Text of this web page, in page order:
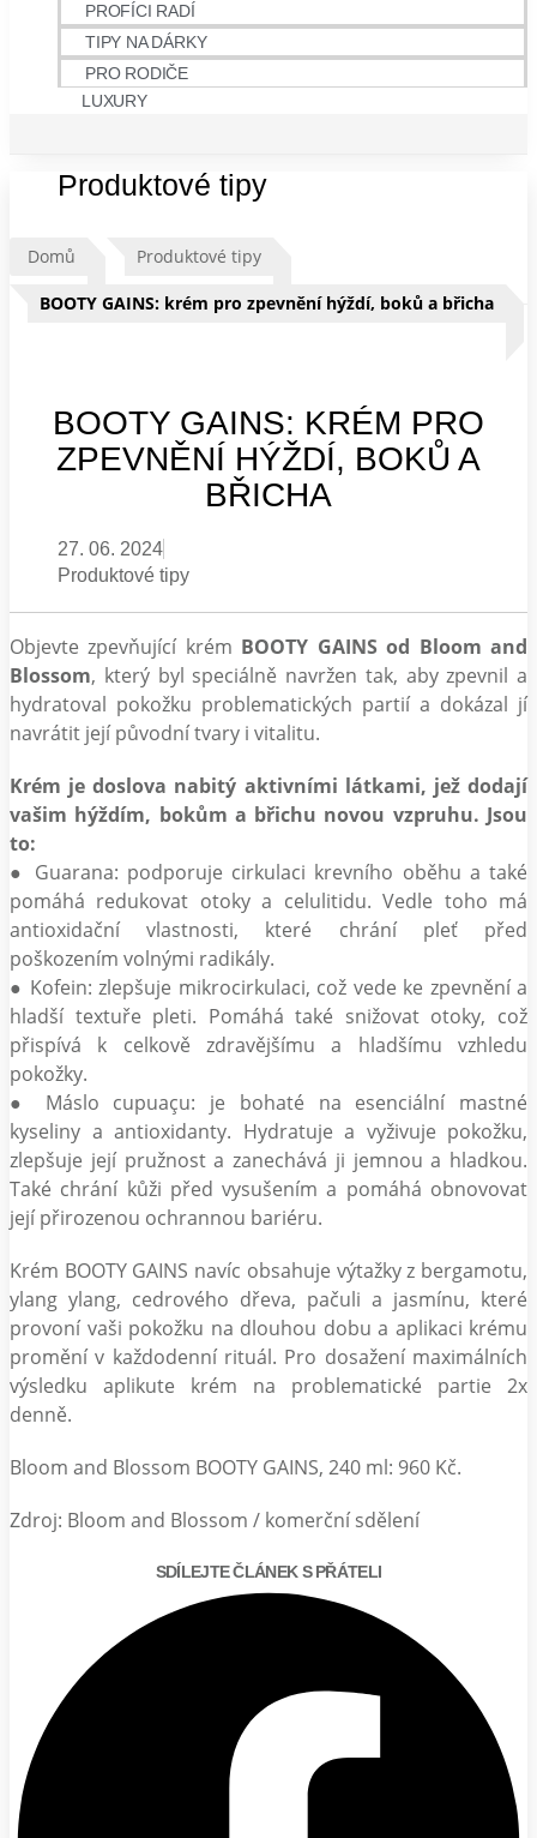
PROFÍCI RADÍ
TIPY NA DÁRKY
PRO RODIČE
LUXURY
Produktové tipy
Domů Produktové tipy
BOOTY GAINS: krém pro zpevnění hýždí, boků a břicha
BOOTY GAINS: KRÉM PRO
ZPEVNĚNÍ HÝŽDÍ, BOKŮ A
BŘICHA
27. 06. 2024
Produktové tipy
Objevte zpevňující krém BOOTY GAINS od Bloom and
Blossom, který byl speciálně navržen tak, aby zpevnil a
hydratoval pokožku problematických partií a dokázal jí
navrátit její původní tvary i vitalitu.
Krém je doslova nabitý aktivními látkami, jež dodají
vašim hýždím, bokům a břichu novou vzpruhu. Jsou
to:
● Guarana: podporuje cirkulaci krevního oběhu a také
pomáhá redukovat otoky a celulitidu. Vedle toho má
antioxidační vlastnosti, které chrání pleť před
poškozením volnými radikály.
● Kofein: zlepšuje mikrocirkulaci, což vede ke zpevnění a
hladší textuře pleti. Pomáhá také snižovat otoky, což
přispívá k celkově zdravějšímu a hladšímu vzhledu
pokožky.
● Máslo cupuaçu: je bohaté na esenciální mastné
kyseliny a antioxidanty. Hydratuje a vyživuje pokožku,
zlepšuje její pružnost a zanechává ji jemnou a hladkou.
Také chrání kůži před vysušením a pomáhá obnovovat
její přirozenou ochrannou bariéru.
Krém BOOTY GAINS navíc obsahuje výtažky z bergamotu,
ylang ylang, cedrového dřeva, pačuli a jasmínu, které
provoní vaši pokožku na dlouhou dobu a aplikaci krému
promění v každodenní rituál. Pro dosažení maximálních
výsledku aplikute krém na problematické partie 2x
denně.
Bloom and Blossom BOOTY GAINS, 240 ml: 960 Kč.
Zdroj: Bloom and Blossom / komerční sdělení
SDÍLEJTE ČLÁNEK S PŘÁTELI